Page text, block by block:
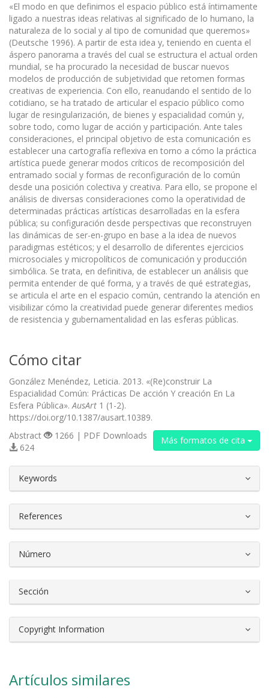
«El modo en que definimos el espacio público está íntimamente
ligado a nuestras ideas rel­ativas al significado de lo humano, la
naturaleza de lo social y al tipo de comunidad que queremos»
(Deutsche 1996). A partir de esta idea y, teniendo en cuenta el
áspero panorama a través del cual se estructura el actual orden
mundial, se ha procurado la necesidad de buscar nuevos
modelos de pro­ducción de subjetividad que retomen formas
creativas de experiencia. Con ello, reanudando el sentido de lo
cotidiano, se ha tratado de articular el espacio público como
lugar de resingularización, de bienes y espacialidad común y,
sobre todo, como lugar de acción y participación. Ante tales
consideraciones, el principal objetivo de esta comunicación es
establecer una car­tografía reflexiva en torno a cómo la práctica
artística puede generar modos críticos de recomposición del
entramado social y formas de reconfiguración de lo común
desde una posición colectiva y creativa. Para ello, se propone el
análisis de diversas consideraciones como la operatividad de
determinadas prácticas artísticas desarrolladas en la esfera
pública; su configuración desde perspectivas que recon­struyen
las dinámicas de ser-en-grupo en base a la idea de nuevos
paradigmas estéticos; y el desar­rollo de diferentes ejercicios
microsociales y micropolíticos de comunicación y producción
simbólica. Se trata, en definitiva, de establecer un análisis que
permita entender de qué forma, y a través de qué estrategias,
se articula el arte en el espacio común, centrando la atención en
visibilizar cómo la creatividad puede generar diferentes medios
de resistencia y gubernamentalidad en las esferas públicas.
Cómo citar
González Menéndez, Leticia. 2013. «(Re)construir La
Espacialidad Común: Prácticas De acción Y creación En La
Esfera Pública».AusArt 1 (1-2).
https://doi.org/10.1387/ausart.10389.
Más formatos de cita
Abstract
1266 | PDF Downloads
624
Keywords
References
Número
Sección
Copyright Information
Artículos similares